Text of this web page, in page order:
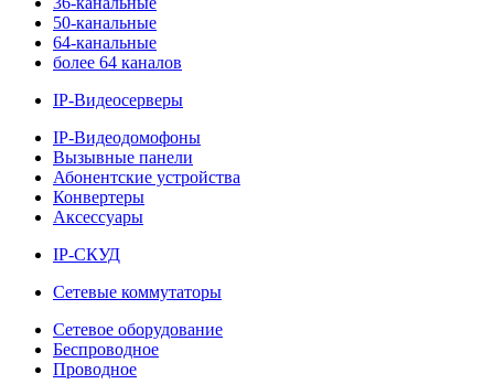
50-канальные
64-канальные
более 64 каналов
IP-Видеосерверы
IP-Видеодомофоны
Вызывные панели
Абонентские устройства
Конвертеры
Аксессуары
IP-СКУД
Сетевые коммутаторы
Сетевое оборудование
Беспроводное
Проводное